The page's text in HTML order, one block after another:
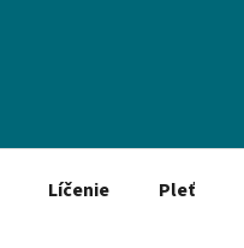
Líčenie Pleť